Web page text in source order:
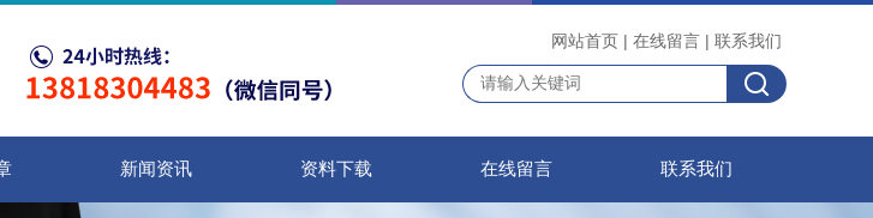
网站首页 | 在线留言 | 联系我们
新闻资讯 资料下载 在线留言 联系我们